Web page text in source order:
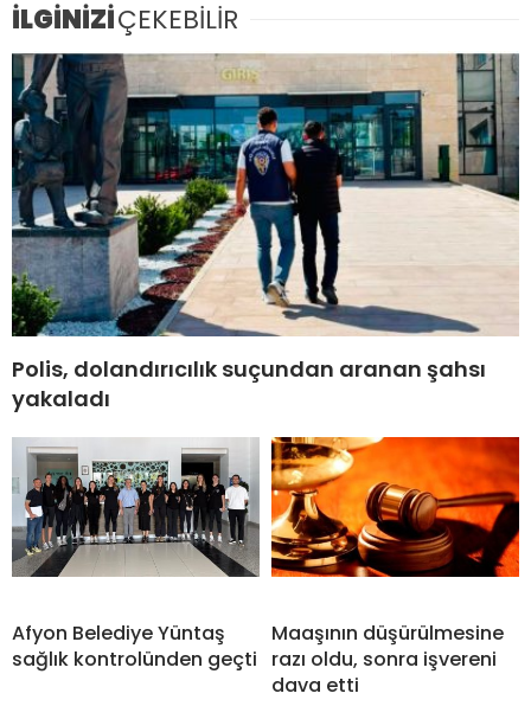
İLGİNİZİÇEKEBİLİR
Polis, dolandırıcılık suçundan aranan şahsı
yakaladı
Afyon Belediye Yüntaş
sağlık kontrolünden geçti
Maaşının düşürülmesine
razı oldu, sonra işvereni
dava etti